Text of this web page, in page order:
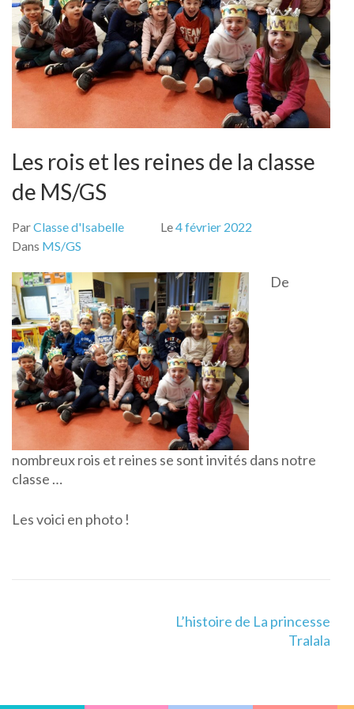
Les rois et les reines de la classe
de MS/GS
ParClasse d'Isabelle Le4 février 2022
Dans MS/GS
De
nombreux rois et reines se sont invités dans notre
classe …
Les voici en photo !
L’histoire de La princesse
Tralala